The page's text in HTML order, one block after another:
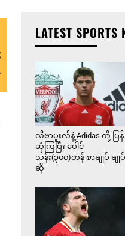
LATEST SPORTS
လီဗာပူးလ်နဲ့ Adidas တို့ ပြန်
ဆုံကြပြီး ပေါင်
သန်း(၃၀၀)တန် စာချုပ် ချုပ်
ဆို